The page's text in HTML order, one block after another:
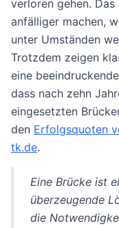
verloren gehen.
anfälliger machen,
unter Umständen
Trotzdem zeigen
eine
dass nach zehn
eingesetzten
den Erfolgsquoten
tk.de.
Eine Brücke ist
überzeugende
die